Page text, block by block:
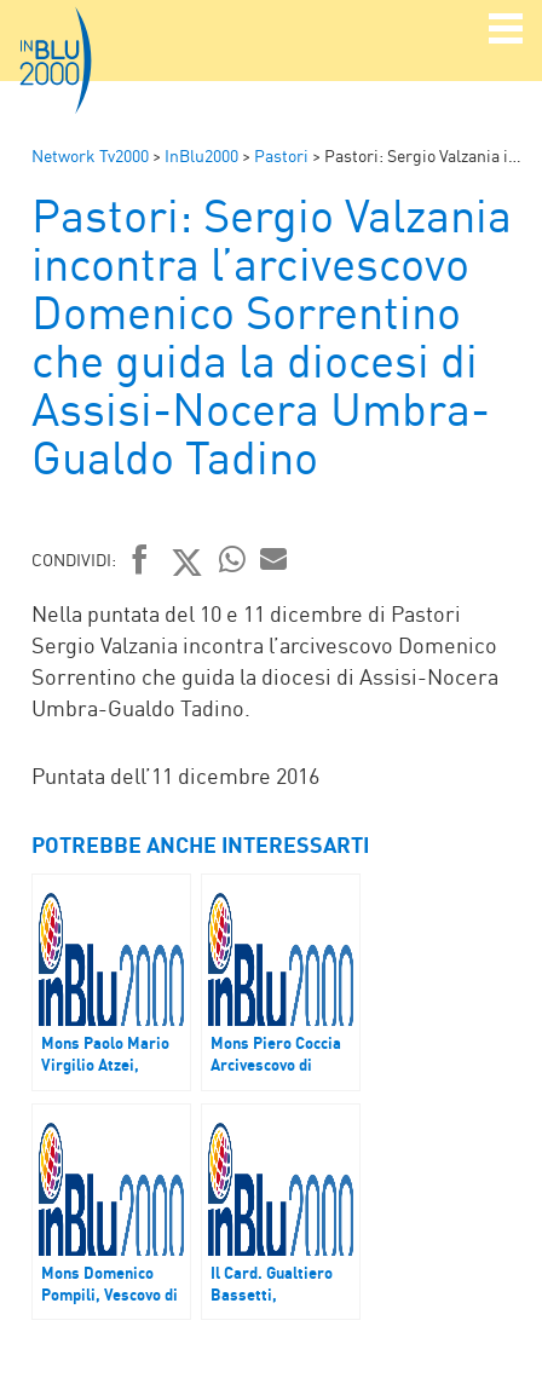
Network Tv2000 > InBlu2000 > Pastori > Pastori: Sergio Valzania incontra l’arcivescovo Domenico Sorrentino che guida la diocesi di Assisi-Nocera Umbra-Gualdo Tadino
Pastori: Sergio Valzania
incontra l’arcivescovo
Domenico Sorrentino
che guida la diocesi di
Assisi-Nocera Umbra-
Gualdo Tadino
CONDIVIDI:
FACEBOOK
TWITTER
WHATSAPP
MAIL
Nella puntata del 10 e 11 dicembre di Pastori
Sergio Valzania incontra l’arcivescovo Domenico
Sorrentino che guida la diocesi di Assisi-Nocera
Umbra-Gualdo Tadino.
Puntata dell’11 dicembre 2016
POTREBBE ANCHE INTERESSARTI
Mons Paolo Mario
Virgilio Atzei,
della puntata di
“Pastori” del 20 e
21 febbraio
Mons Piero Coccia
Arcivescovo di
“Pastori” del 12 e
13 marzo
Mons Domenico
Pompili, Vescovo di
Il Card. Gualtiero
Bassetti,